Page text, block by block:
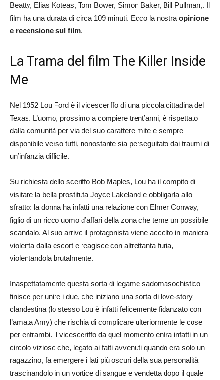
Beatty, Elias Koteas, Tom Bower, Simon Baker, Bill Pullman,. Il
film ha una durata di circa 109 minuti. Ecco la nostra opinione
e recensione sul film.
La Trama del film The Killer Inside
Me
Nel 1952 Lou Ford è il vicesceriffo di una piccola cittadina del
Texas. L’uomo, prossimo a compiere trent’anni, è rispettato
dalla comunità per via del suo carattere mite e sempre
disponibile verso tutti, nonostante sia perseguitato dai traumi di
un’infanzia difficile.
Su richiesta dello sceriffo Bob Maples, Lou ha il compito di
visitare la bella prostituta Joyce Lakeland e obbligarla allo
sfratto: la donna ha infatti una relazione con Elmer Conway,
figlio di un ricco uomo d’affari della zona che teme un possibile
scandalo. Al suo arrivo il protagonista viene accolto in maniera
violenta dalla escort e reagisce con altrettanta furia,
violentandola brutalmente.
Inaspettatamente questa sorta di legame sadomasochistico
finisce per unire i due, che iniziano una sorta di love-story
clandestina (lo stesso Lou è infatti felicemente fidanzato con
l’amata Amy) che rischia di complicare ulteriormente le cose
per entrambi. Il vicesceriffo da quel momento entra infatti in un
circolo vizioso che, legato ai fatti avvenuti quando era solo un
ragazzino, fa emergere i lati più oscuri della sua personalità
trascinandolo in un vortice di sangue e vendetta dopo il quale